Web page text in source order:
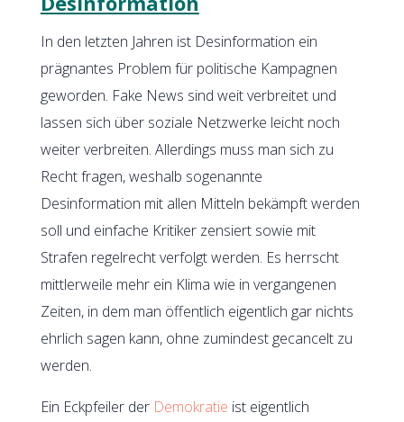
In den letzten Jahren ist Desinformation ein
prägnantes Problem für politische Kampagnen
geworden. Fake News sind weit verbreitet und
lassen sich über soziale Netzwerke leicht noch
weiter verbreiten. Allerdings muss man sich zu
Recht fragen, weshalb sogenannte
Desinformation mit allen Mitteln bekämpft werden
soll und einfache Kritiker zensiert sowie mit
Strafen regelrecht verfolgt werden. Es herrscht
mittlerweile mehr ein Klima wie in vergangenen
Zeiten, in dem man öffentlich eigentlich gar nichts
ehrlich sagen kann, ohne zumindest gecancelt zu
werden.
Ein Eckpfeiler der Demokratie ist eigentlich